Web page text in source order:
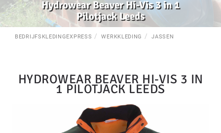
Hydrowear Beaver Hi-Vis 3 in 1
Pilotjack Leeds
BEDRIJFSKLEDINGEXPRESS WERKKLEDING JASSEN
HYDROWEAR BEAVER HI-VIS 3 IN
1 PILOTJACK LEEDS